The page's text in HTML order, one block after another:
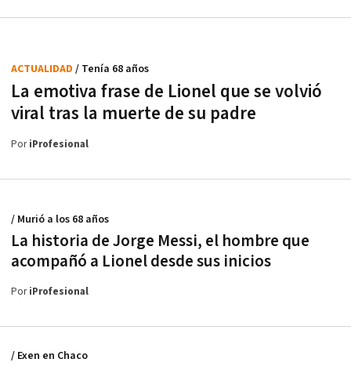
La emotiva frase de Lionel que se volvió
viral tras la muerte de su padre
ACTUALIDAD / Tenía 68 años
PoriProfesional
La historia de Jorge Messi, el hombre que
acompañó a Lionel desde sus inicios
/ Murió a los 68 años
PoriProfesional
/ Exen en Chaco